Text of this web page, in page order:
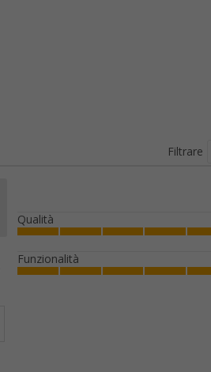
Filtrare
Qualità
Funzionalità